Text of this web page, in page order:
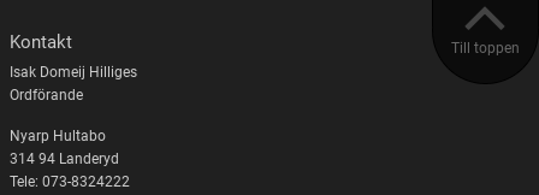
Till toppen
Kontakt
Isak Domeij Hilliges
Ordförande
Nyarp Hultabo
314 94 Landeryd
Tele: 073-8324222